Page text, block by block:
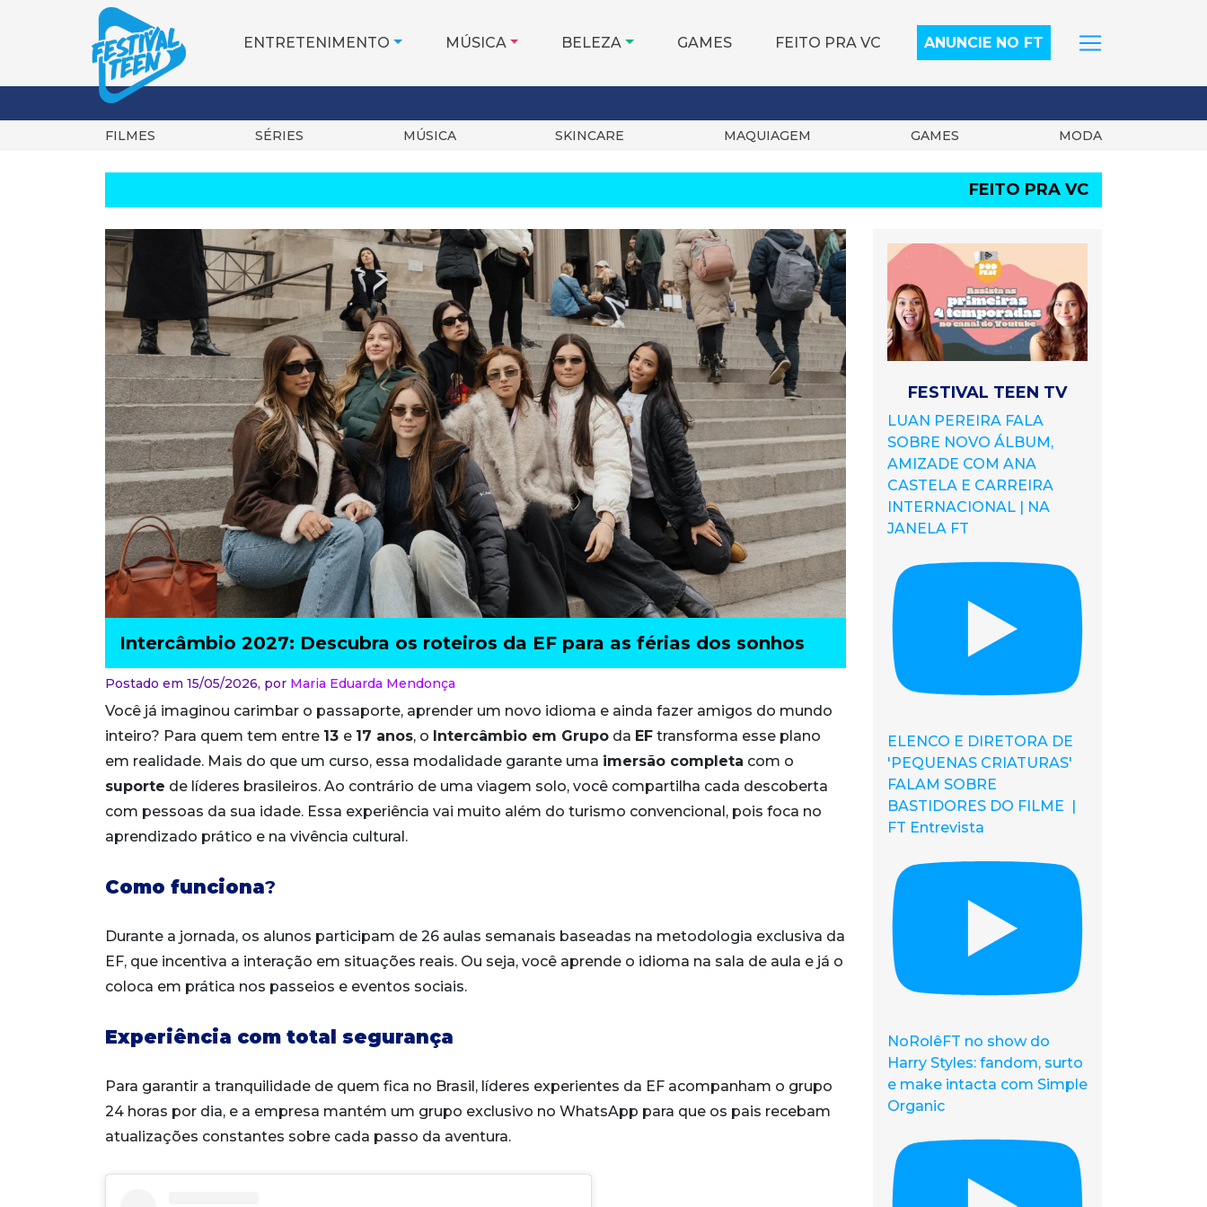
ENTRETENIMENTO MÚSICA BELEZA GAMES FEITO PRA VC ANUNCIE NO FT
FILMES SÉRIES MÚSICA SKINCARE MAQUIAGEM GAMES MODA
FEITO PRA VC
Intercâmbio 2027: Descubra os roteiros da EF para as férias dos sonhos
Postado em 15/05/2026, por Maria Eduarda Mendonça
Você já imaginou carimbar o passaporte, aprender um novo idioma e ainda fazer amigos do mundo
inteiro? Para quem tem entre 13 e 17 anos, o Intercâmbio em Grupo da EF transforma esse plano
em realidade. Mais do que um curso, essa modalidade garante uma imersão completa com o
suporte de líderes brasileiros. Ao contrário de uma viagem solo, você compartilha cada descoberta
com pessoas da sua idade. Essa experiência vai muito além do turismo convencional, pois foca no
aprendizado prático e na vivência cultural.
Como funciona?
Durante a jornada, os alunos participam de 26 aulas semanais baseadas na metodologia exclusiva da
EF, que incentiva a interação em situações reais. Ou seja, você aprende o idioma na sala de aula e já o
coloca em prática nos passeios e eventos sociais.
Experiência com total segurança
Para garantir a tranquilidade de quem fica no Brasil, líderes experientes da EF acompanham o grupo
24 horas por dia, e a empresa mantém um grupo exclusivo no WhatsApp para que os pais recebam
atualizações constantes sobre cada passo da aventura.
FESTIVAL TEEN TV
LUAN PEREIRA FALA
SOBRE NOVO ÁLBUM,
AMIZADE COM ANA
CASTELA E CARREIRA
INTERNACIONAL | NA
JANELA FT
ELENCO E DIRETORA DE
'PEQUENAS CRIATURAS'
FALAM SOBRE
BASTIDORES DO FILME |
FT Entrevista
NoRolêFT no show do
Harry Styles: fandom, surto
e make intacta com Simple
Organic